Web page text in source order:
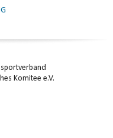
Komitee e.V.